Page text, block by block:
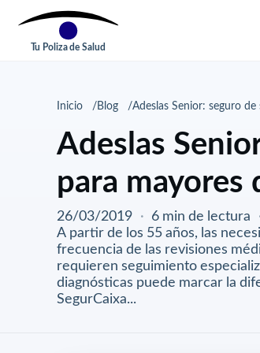
Tu Poliza de Salud
Inicio Blog Adeslas Senior: seguro
Adeslas
para mayores
26/03/2019 · 6 min de lectura
A partir de los 55 años, las
frecuencia de las revisiones
requieren seguimiento
diagnósticas puede marcar la
SegurCaixa...